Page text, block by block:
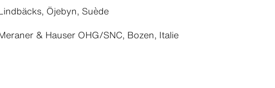
Öjebyn, Suède
& Hauser OHG/SNC, Bozen, Italie